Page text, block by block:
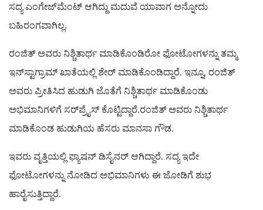
ಸದ್ಯ ಎಂಗೇಜ್‌ಮೆಂಟ್ ಆಗಿದ್ದು ಮದುವೆ ಯಾವಾಗ ಅನ್ನೋದು
ಬಹಿರಂಗವಾಗಿಲ್ಲ.
ರಂಜಿತ್​ ಅವರು ನಿಶ್ಚಿತಾರ್ಥ ಮಾಡಿಕೊಂಡಿರೋ ಫೋಟೋಗಳನ್ನು ತಮ್ಮ
ಇನ್​ಸ್ಟಾಗ್ರಾಮ್​ ಖಾತೆಯಲ್ಲಿ ಶೇರ್ ಮಾಡಿಕೊಂಡಿದ್ದಾರೆ. ಇನ್ನೂ, ರಂಜಿತ್​
ಅವರು ಪ್ರೀತಿಸಿದ ಹುಡುಗಿ ಜೊತೆಗೆ ನಿಶ್ಚಿತಾರ್ಥ ಮಾಡಿಕೊಂಡು
ಅಭಿಮಾನಿಗಳಿಗೆ ಸರ್​ಪ್ರೈಸ್​ ಕೊಟ್ಟಿದ್ದಾರೆ.ರಂಜಿತ್​ ಅವರು ನಿಶ್ಚಿತಾರ್ಥ
ಮಾಡಿಕೊಂಡ ಹುಡುಗಿಯ ಹೆಸರು ಮಾನಸಾ ಗೌಡ.
ಇವರು ವೃತ್ತಿಯಲ್ಲಿ ಫ್ಯಾಷನ್ ಡಿಸೈನರ್ ಆಗಿದ್ದಾರೆ. ಸದ್ಯ ಇದೇ
ಫೋಟೋಗಳನ್ನು ನೋಡಿದ ಅಭಿಮಾನಿಗಳು ಈ ಜೋಡಿಗೆ ಶುಭ
ಹಾರೈಸುತ್ತಿದ್ದಾರೆ.